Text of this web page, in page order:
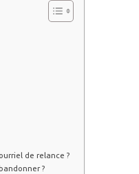
de relance ?
?